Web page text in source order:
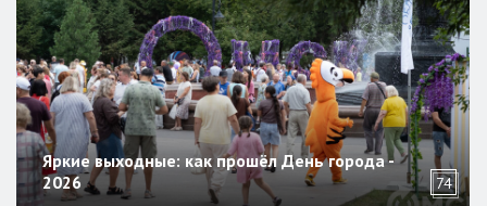
Яркие выходные: как прошёл День города -
2026
74